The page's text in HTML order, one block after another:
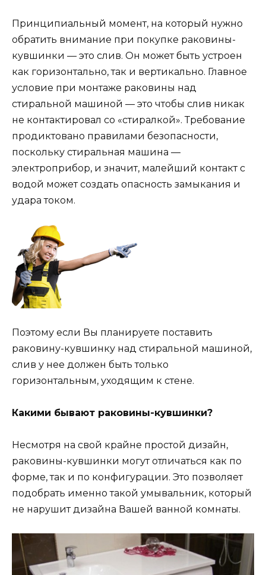
Принципиальный момент, на который нужно
обратить внимание при покупке раковины-
кувшинки — это слив. Он может быть устроен
как горизонтально, так и вертикально. Главное
условие при монтаже раковины над
стиральной машиной — это чтобы слив никак
не контактировал со «стиралкой». Требование
продиктовано правилами безопасности,
поскольку стиральная машина —
электроприбор, и значит, малейший контакт с
водой может создать опасность замыкания и
удара током.
Поэтому если Вы планируете поставить
раковину-кувшинку над стиральной машиной,
слив у нее должен быть только
горизонтальным, уходящим к стене.
Какими бывают раковины-кувшинки?
Несмотря на свой крайне простой дизайн,
раковины-кувшинки могут отличаться как по
форме, так и по конфигурации. Это позволяет
подобрать именно такой умывальник, который
не нарушит дизайна Вашей ванной комнаты.